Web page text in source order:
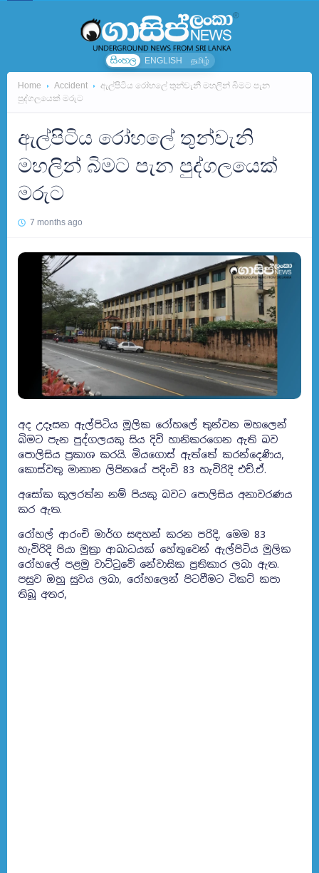
සිංහල ENGLISH தமிழ்
Home Accident
ඇල්පිටිය රෝහලේ තුන්වැනි මහලින් බිමට පැන
පුද්ගලයෙක් මරුට
ඇල්පිටිය රෝහලේ තුන්වැනි
මහලින් බිමට පැන පුද්ගලයෙක්
මරුට
7 months ago
අද උදෑසන ඇල්පිටිය මූලික රෝහලේ තුන්වන මහලෙන්
බිමට පැන පුද්ගලයකු සිය දිවි හානිකරගෙන ඇති බව
පොලිසිය ප්‍රකාශ කරයි. මියගොස් ඇත්තේ කරන්දෙණිය,
කොස්වතු මානාන ලිපිනයේ පදිංචි 83 හැවිරිදි එච්.ඒ.
අසෝක කුලරත්න නම් පියකු බවට පොලිසිය අනාවරණය
කර ඇත.
රෝහල් ආරංචි මාර්ග සඳහන් කරන පරිදි, මෙම 83
හැවිරිදි පියා මුත්‍රා ආබාධයක් හේතුවෙන් ඇල්පිටිය මූලික
රෝහලේ පළමු වාට්ටුවේ නේවාසික ප්‍රතිකාර ලබා ඇත.
පසුව ඔහු සුවය ලබා, රෝහලෙන් පිටවීමට ටිකට් කපා
තිබූ අතර,